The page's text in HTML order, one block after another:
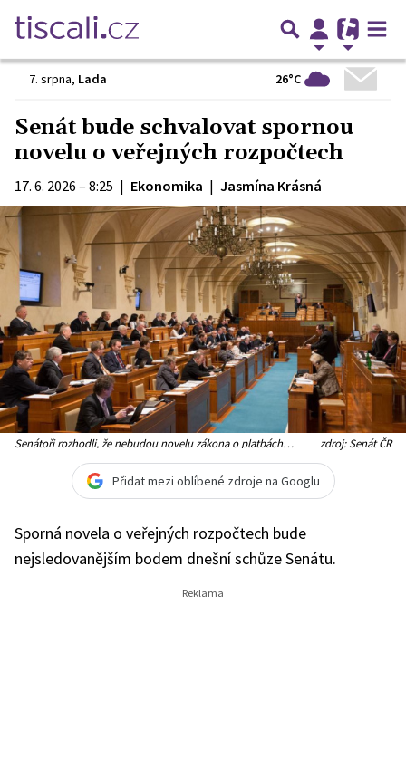
7. srpna, Lada 26°C
Senát bude schvalovat spornou
novelu o veřejných rozpočtech
17. 6. 2026 – 8:25 | Ekonomika | Jasmína Krásná
Senátoři rozhodli, že nebudou novelu zákona o platbách zdroj: Senát ČR
Přidat mezi oblíbené zdroje na Googlu
Sporná novela o veřejných rozpočtech bude
nejsledovanějším bodem dnešní schůze Senátu.